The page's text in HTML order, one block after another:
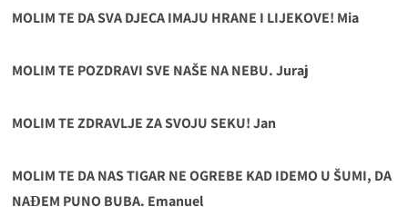
MOLIM TE DA SVA DJECA IMAJU HRANE I LIJEKOVE! Mia
MOLIM TE POZDRAVI SVE NAŠE NA NEBU. Juraj
MOLIM TE ZDRAVLJE ZA SVOJU SEKU! Jan
MOLIM TE DA NAS TIGAR NE OGREBE KAD IDEMO U ŠUMI, DA
NAĐEM PUNO BUBA. Emanuel